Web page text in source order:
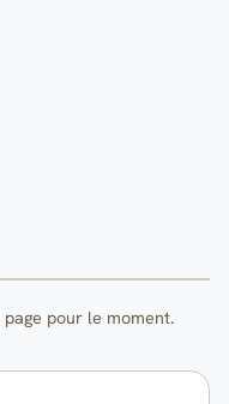
pour le moment.